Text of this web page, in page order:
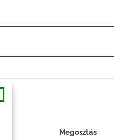
Megosztás